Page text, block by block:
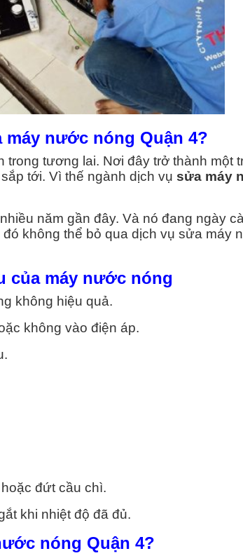
máy nước nóng Quận 4?
trong tương lai. Nơi đây trở thành một
tới. Vì thế ngành dịch vụ sửa máy
năm gần đây. Và nó đang ngày
không thể bỏ qua dịch vụ sửa máy
của máy nước nóng
không hiệu quả.
không vào điện áp.
đứt cầu chì.
khi nhiệt độ đã đủ.
nóng Quận 4?